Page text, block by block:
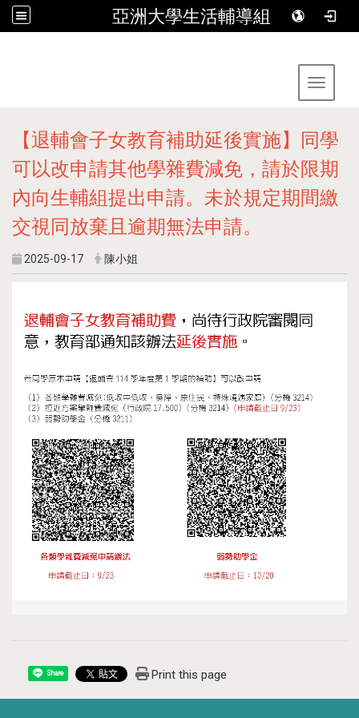
亞洲大學生活輔導組
Toggle
【退輔會子女教育補助延後實施】同學
可以改申請其他學雜費減免，請於限期
內向生輔組提出申請。未於規定期間繳
交視同放棄且逾期無法申請。
2025-09-17 陳小姐
Share Print this page